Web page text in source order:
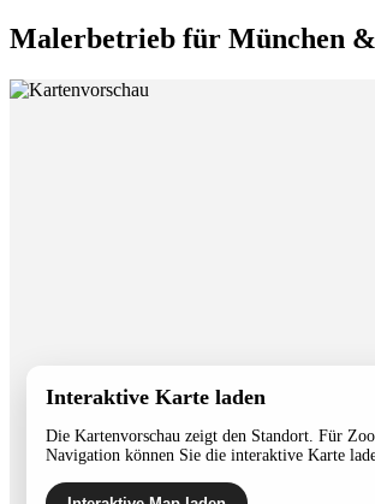
Malerbetrieb für München
Interaktive Karte laden
Die Kartenvorschau zeigt den Standort. Für
Navigation können Sie die interaktive Karte